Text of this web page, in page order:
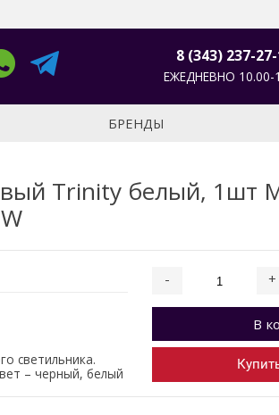
8 (343) 237-
ЕЖЕДНЕВНО 10.00-
БРЕНДЫ
Trinity белый, 1шт
- +
В
светильника.
– черный, белый